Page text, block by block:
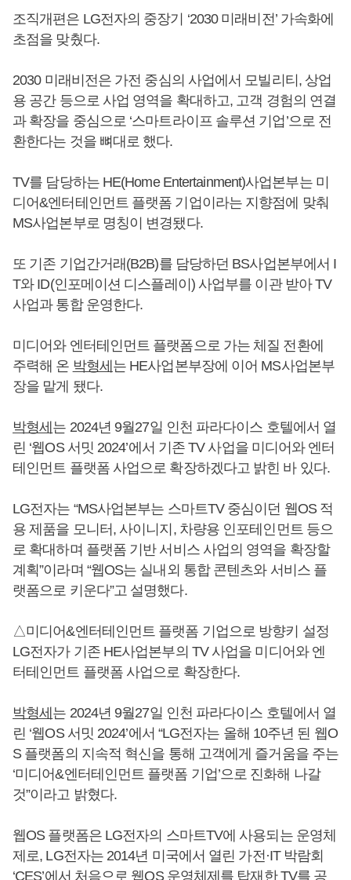
조직개편은 LG전자의 중장기 ‘2030 미래비전’ 가속화에
초점을 맞췄다.
2030 미래비전은 가전 중심의 사업에서 모빌리티, 상업
용 공간 등으로 사업 영역을 확대하고, 고객 경험의 연결
과 확장을 중심으로 ‘스마트라이프 솔루션 기업’으로 전
환한다는 것을 뼈대로 했다.
TV를 담당하는 HE(Home Entertainment)사업본부는 미
디어&엔터테인먼트 플랫폼 기업이라는 지향점에 맞춰
MS사업본부로 명칭이 변경됐다.
또 기존 기업간거래(B2B)를 담당하던 BS사업본부에서 I
T와 ID(인포메이션 디스플레이) 사업부를 이관 받아 TV
사업과 통합 운영한다.
미디어와 엔터테인먼트 플랫폼으로 가는 체질 전환에
주력해 온 박형세 는 HE사업본부장에 이어 MS사업본부
장을 맡게 됐다.
박형세 는 2024년 9월27일 인천 파라다이스 호텔에서 열
린 ‘웹OS 서밋 2024’에서 기존 TV 사업을 미디어와 엔터
테인먼트 플랫폼 사업으로 확장하겠다고 밝힌 바 있다.
LG전자는 “MS사업본부는 스마트TV 중심이던 웹OS 적
용 제품을 모니터, 사이니지, 차량용 인포테인먼트 등으
로 확대하며 플랫폼 기반 서비스 사업의 영역을 확장할
계획”이라며 “웹OS는 실내외 통합 콘텐츠와 서비스 플
랫폼으로 키운다”고 설명했다.
△미디어&엔터테인먼트 플랫폼 기업으로 방향키 설정
LG전자가 기존 HE사업본부의 TV 사업을 미디어와 엔
터테인먼트 플랫폼 사업으로 확장한다.
박형세 는 2024년 9월27일 인천 파라다이스 호텔에서 열
린 ‘웹OS 서밋 2024’에서 “LG전자는 올해 10주년 된 웹O
S 플랫폼의 지속적 혁신을 통해 고객에게 즐거움을 주는
‘미디어&엔터테인먼트 플랫폼 기업’으로 진화해 나갈
것”이라고 밝혔다.
웹OS 플랫폼은 LG전자의 스마트TV에 사용되는 운영체
제로, LG전자는 2014년 미국에서 열린 가전·IT 박람회
‘CES’에서 처음으로 웹OS 운영체제를 탑재한 TV를 공